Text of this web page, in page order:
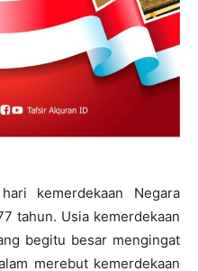
kemerdekaan Negara
tahun. Usia kemerdekaan
begitu besar mengingat
merebut kemerdekaan